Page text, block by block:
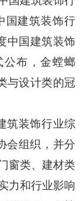
国建筑装饰行
中国建筑装饰
公布，金螳螂
与设计类的冠
装饰行业综
会组织，并分
窗类、建材类
力和行业影响